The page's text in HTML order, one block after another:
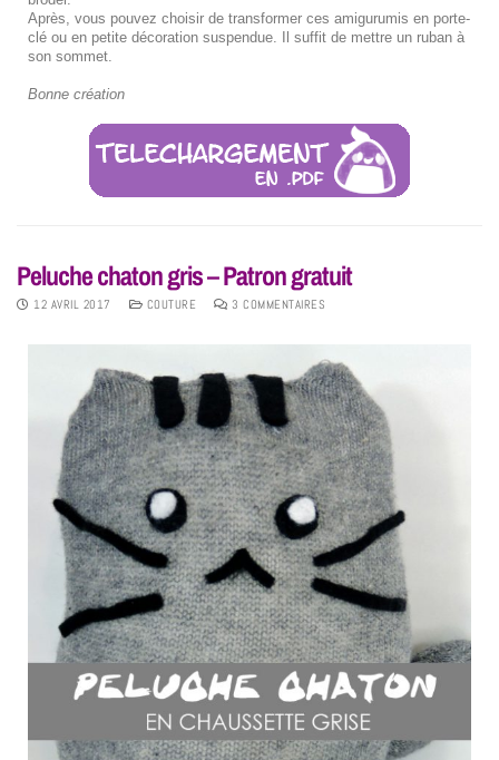
Après, vous pouvez choisir de transformer ces amigurumis en porte-
clé ou en petite décoration suspendue. Il suffit de mettre un ruban à
son sommet.
Bonne création
Peluche chaton gris – Patron gratuit
12 AVRIL 2017 COUTURE 3 COMMENTAIRES